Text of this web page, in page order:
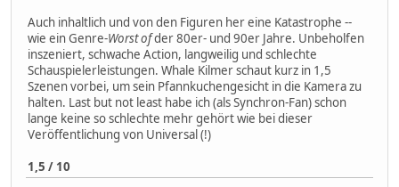
Auch inhaltlich und von den Figuren her eine Katastrophe --
wie ein Genre-Worst ofder 80er- und 90er Jahre. Unbeholfen
inszeniert, schwache Action, langweilig und schlechte
Schauspielerleistungen. Whale Kilmer schaut kurz in 1,5
Szenen vorbei, um sein Pfannkuchengesicht in die Kamera zu
halten. Last but not least habe ich (als Synchron-Fan) schon
lange keine so schlechte mehr gehört wie bei dieser
Veröffentlichung von Universal (!)
1,5 / 10